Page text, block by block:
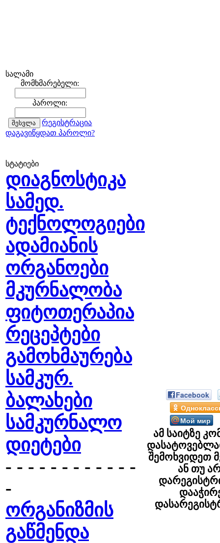
სალამი
მომხმარებელი:
პაროლი:
რეგისტრაცია
დაგავიწყდათ პაროლი?
სტატიები
დიაგნოსტიკა
სამედ.
ტექნოლოგიები
ადამიანის
ორგანოები
მკურნალობა
ფიტოთერაპია
რეცეპტები
გამოხმაურება
სამკურ.
ბალახები
სამკურნალო
დიეტები
- - - - - - - - - - - -
-
ორგანიზმის
გაწმენდა
Facebook
Мой мир
ამ საიტზე
შემოხვიდეთ
ან თუ